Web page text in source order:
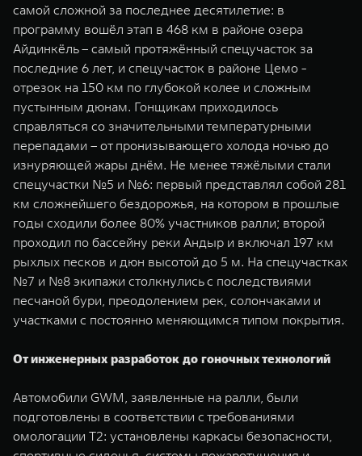
самой сложной за последнее десятилетие: в
программу вошёл этап в 468 км в районе озера
Айдинкёль – самый протяжённый спецучасток за
последние 6 лет, и спецучасток в районе Цемо -
отрезок на 150 км по глубокой колее и сложным
пустынным дюнам. Гонщикам приходилось
справляться со значительными температурными
перепадами – от пронизывающего холода ночью до
изнуряющей жары днём. Не менее тяжёлыми стали
спецучастки №5 и №6: первый представлял собой 281
км сложнейшего бездорожья, на котором в прошлые
годы сходили более 80% участников ралли; второй
проходил по бассейну реки Андыр и включал 197 км
рыхлых песков и дюн высотой до 5 м. На спецучастках
№7 и №8 экипажи столкнулись с последствиями
песчаной бури, преодолением рек, солончаками и
участками с постоянно меняющимся типом покрытия.
От инженерных разработок до гоночных технологий
Автомобили GWM, заявленные на ралли, были
подготовлены в соответствии с требованиями
омологации T2: установлены каркасы безопасности,